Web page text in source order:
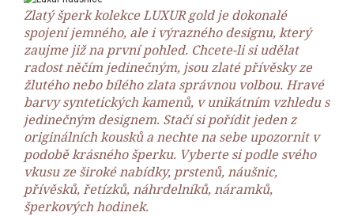
Zlatý šperk kolekce LUXUR gold je dokonalé
spojení jemného, ale i výrazného designu, který
zaujme již na první pohled. Chcete-li si udělat
radost něčím jedinečným, jsou zlaté přívěsky ze
žlutého nebo bílého zlata správnou volbou. Hravé
barvy syntetických kamenů, v unikátním vzhledu s
jedinečným designem. Stačí si pořídit jeden z
originálních kousků a nechte na sebe upozornit v
podobě krásného šperku. Vyberte si podle svého
vkusu ze široké nabídky, prstenů, náušnic,
přívěsků, řetízků, náhrdelníků, náramků,
šperkových hodinek.